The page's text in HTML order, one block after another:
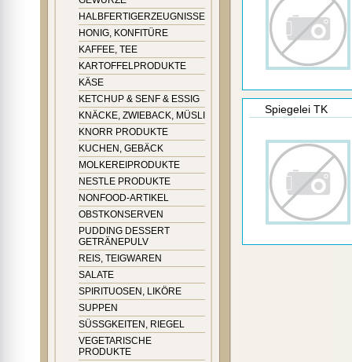
HALBFERTIGERZEUGNISSE
HONIG, KONFITÜRE
KAFFEE, TEE
KARTOFFELPRODUKTE
KÄSE
KETCHUP & SENF & ESSIG
KNÄCKE, ZWIEBACK, MÜSLI
KNORR PRODUKTE
KUCHEN, GEBÄCK
MOLKEREIPRODUKTE
NESTLE PRODUKTE
NONFOOD-ARTIKEL
OBSTKONSERVEN
PUDDING DESSERT
GETRÄNEPULV
REIS, TEIGWAREN
SALATE
SPIRITUOSEN, LIKÖRE
SUPPEN
SÜSSGKEITEN, RIEGEL
VEGETARISCHE
PRODUKTE
Spiegelei TK